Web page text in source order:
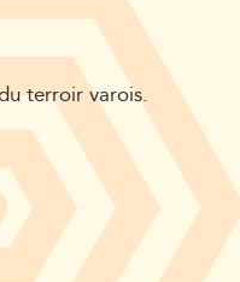
terroir varois.